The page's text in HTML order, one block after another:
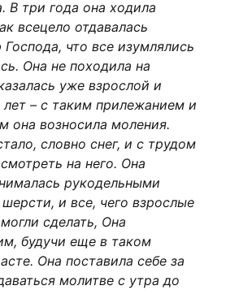
В три года она ходила
всецело отдавалась
что все изумлялись
Она не походила на
уже взрослой и
лет – с таким прилежанием и
она возносила моления.
словно снег, и с трудом
на него. Она
рукодельными
и все, чего взрослые
сделать, Она
будучи еще в таком
Она поставила себе за
молитве с утра до